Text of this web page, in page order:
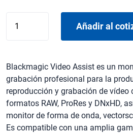
VIDEOASSIST
Añadir al
Blackmagic Video Assist es un
grabación profesional para la
reproducción y grabación de vídeo
formatos RAW, ProRes y DNxHD,
monitor de forma de onda,
Es compatible con una amplia